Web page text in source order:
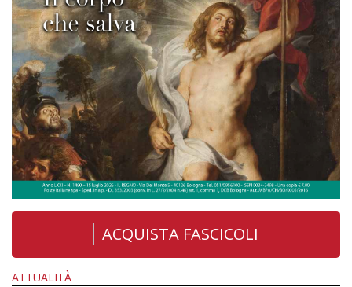
ACQUISTA FASCICOLI
ATTUALITÀ